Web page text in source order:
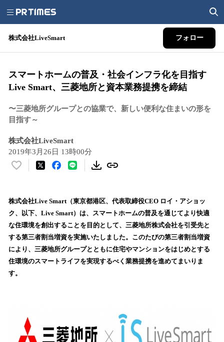
株式会社LiveSmart フォロー
スマートホームの普及・社会インフラ化を目指す
Live Smart、三菱地所と資本業務提携を締結
〜三菱地所グループとの協業で、新しい便利な住まいの形を
目指す～
株式会社LiveSmart
2019年3月26日 13時00分
い
！
数
を
読
込
み
中
株式会社Live Smart（東京都港区、代表取締役CEO ロイ・アショッ
ク、以下、Live Smart）は、スマートホームの普及を通じてより快適
な住環境を創出することを目的として、三菱地所株式会社を引受先と
する第三者割当増資を実施いたしました。このたびの第三者割当増資
により、三菱地所グループとともに住宅やマンションをはじめとする
住環境のスマートライフを実現するべく業務提携を進めてまいりま
す。